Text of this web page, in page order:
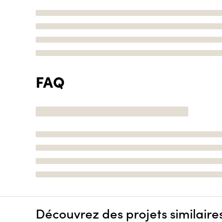
FAQ
Découvrez des projets